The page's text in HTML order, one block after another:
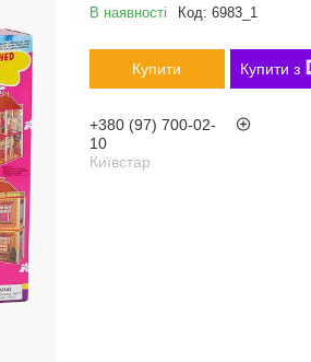
В наявності Код: 6983_1
Купити Купити з
+380 (97) 700-02-
10
Київстар